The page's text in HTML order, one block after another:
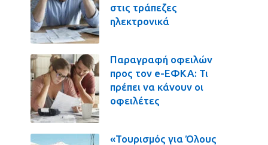
στις τράπεζες
ηλεκτρονικά
Παραγραφή οφειλών
προς τον e-ΕΦΚΑ: Τι
πρέπει να κάνουν οι
οφειλέτες
«Τουρισμός για Όλους